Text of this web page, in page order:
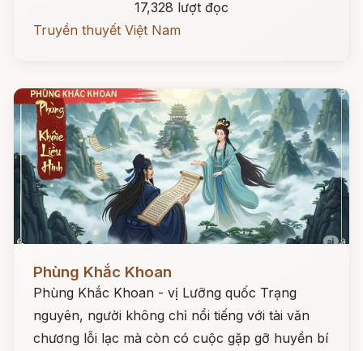
17,328 lượt đọc
Truyền thuyết Việt Nam
Phùng Khắc Khoan
Phùng Khắc Khoan - vị Lưỡng quốc Trạng
nguyên, người không chỉ nổi tiếng với tài văn
chương lỗi lạc mà còn có cuộc gặp gỡ huyền bí